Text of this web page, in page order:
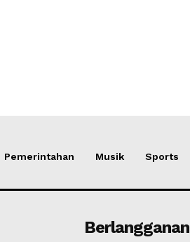
Pemerintahan Musik Sports
Berlangganan